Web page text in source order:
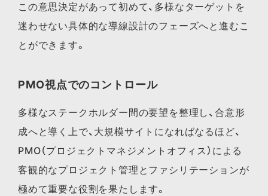
この意思決定があって初めて、多様なターゲットを
迷わせない具体的な導線設計のフェーズへと進むこ
とができます。
PMO視点でのコントロール
多様なステークホルダー間の要望を整理し、合意形
成へと導く上で、大規模サイトになればなるほど、
PMO（プロジェクトマネジメントオフィス）による
客観的なプロジェクト管理とファシリテーションが
極めて重要な役割を果たします。